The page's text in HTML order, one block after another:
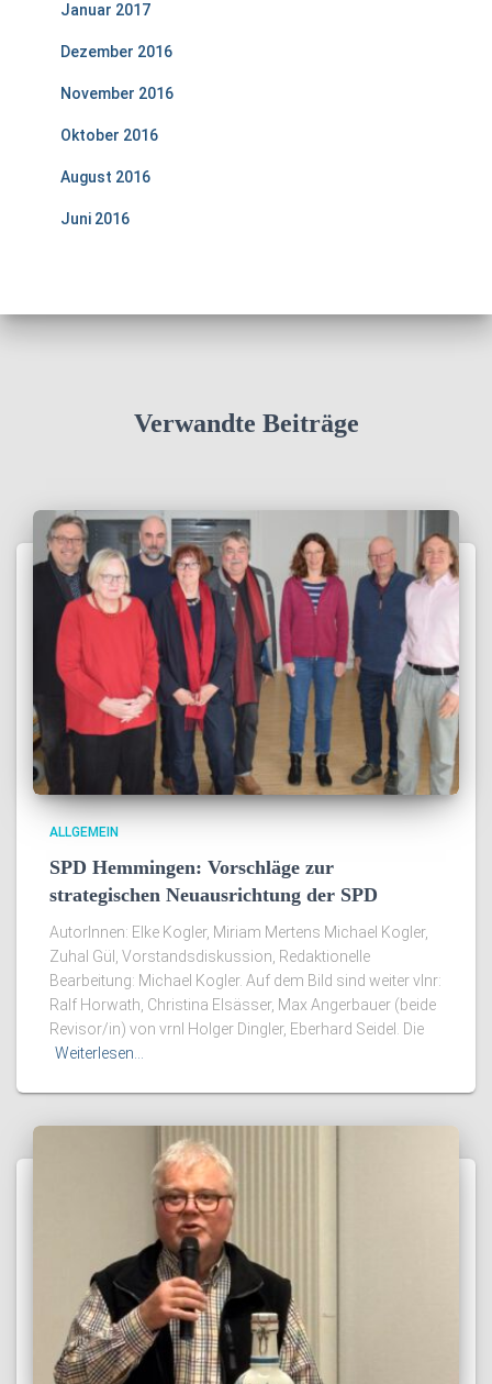
Januar 2017
Dezember 2016
November 2016
Oktober 2016
August 2016
Juni 2016
Verwandte Beiträge
ALLGEMEIN
SPD Hemmingen: Vorschläge zur
strategischen Neuausrichtung der SPD
AutorInnen: Elke Kogler, Miriam Mertens Michael Kogler,
Zuhal Gül, Vorstandsdiskussion, Redaktionelle
Bearbeitung: Michael Kogler. Auf dem Bild sind weiter vlnr:
Ralf Horwath, Christina Elsässer, Max Angerbauer (beide
Revisor/in) von vrnl Holger Dingler, Eberhard Seidel. Die
Weiterlesen…